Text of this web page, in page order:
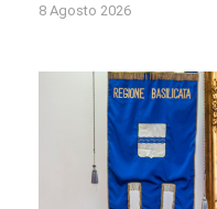
8 Agosto 2026